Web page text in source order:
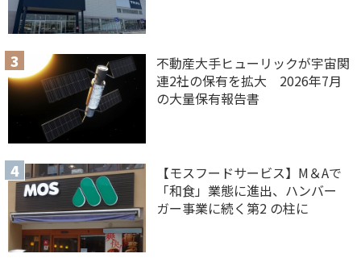
不動産大手ヒューリックが宇宙関
連2社の保有を拡大 2026年7月
の大量保有報告書
【モスフードサービス】M＆Aで
「和食」業態に進出、ハンバー
ガー事業に続く第2 の柱に